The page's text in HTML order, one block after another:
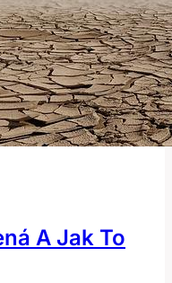
A Jak To